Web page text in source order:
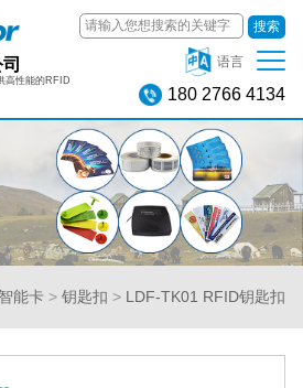
高性能的RFID
搜索
语言
180 2766 4134
智能卡 > 钥匙扣 > LDF-TK01 RFID钥匙扣